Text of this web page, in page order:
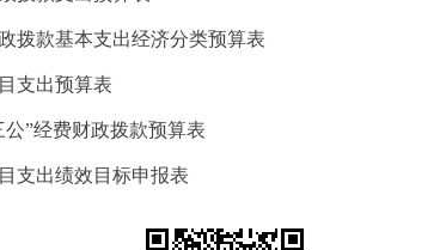
拨款基本支出经济分类预算表
支出预算表
”经费财政拨款预算表
支出绩效目标申报表